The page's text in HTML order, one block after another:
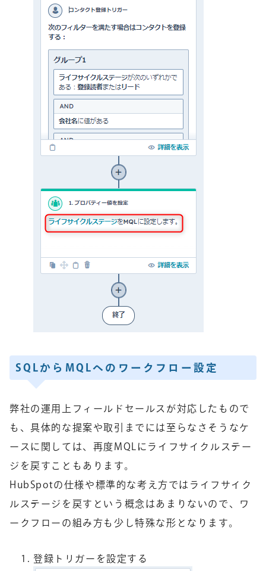
SQLからMQLへのワークフロー設定
弊社の運用上フィールドセールスが対応したもので
も、具体的な提案や取引までには至らなさそうなケ
ースに関しては、再度MQLにライフサイクルステー
ジを戻すこともあります。
HubSpotの仕様や標準的な考え方ではライフサイク
ルステージを戻すという概念はあまりないので、ワ
ークフローの組み方も少し特殊な形となります。
登録トリガーを設定する